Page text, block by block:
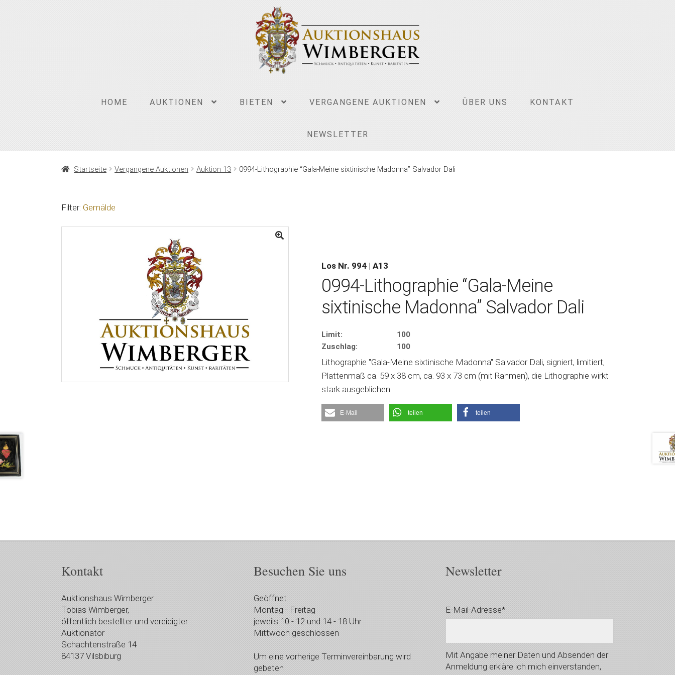
HOME AUKTIONEN BIETEN VERGANGENE AUKTIONEN ÜBER UNS KONTAKT
NEWSLETTER
Startseite Vergangene Auktionen Auktion 13 0994-Lithographie “Gala-Meine sixtinische Madonna” Salvador Dali
Filter: Gemälde
Los Nr. 994 | A13
0994-Lithographie “Gala-Meine
sixtinische Madonna” Salvador Dali
Limit:
100
Zuschlag:
100
Lithographie "Gala-Meine sixtinische Madonna" Salvador Dali, signiert, limitiert,
Plattenmaß ca. 59 x 38 cm, ca. 93 x 73 cm (mit Rahmen), die Lithographie wirkt
stark ausgeblichen
E-Mail teilen teilen
Kontakt
Auktionshaus Wimberger
Tobias Wimberger,
öffentlich bestellter und vereidigter
Auktionator
Schachtenstraße 14
84137 Vilsbiburg
Besuchen Sie uns
Geöffnet
Montag - Freitag
jeweils 10 - 12 und 14 - 18 Uhr
Mittwoch geschlossen
Um eine vorherige Terminvereinbarung wird
gebeten
Newsletter
E-Mail-Adresse*:
Mit Angabe meiner Daten und Absenden der
Anmeldung erkläre ich mich einverstanden,